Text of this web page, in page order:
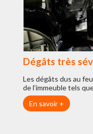
Dégâts très
Les dégâts dus au
de l’immeuble tels
En savoir +